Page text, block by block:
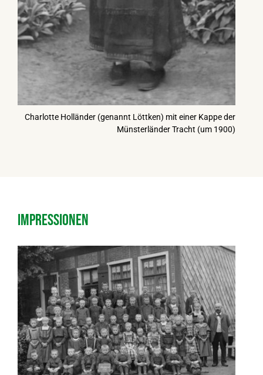
Charlotte Holländer (genannt Löttken) mit einer Kappe der
Münsterländer Tracht (um 1900)
Impressionen